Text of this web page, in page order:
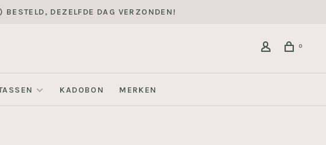
DEZELFDE DAG VERZONDEN!
0
KADOBON MERKEN